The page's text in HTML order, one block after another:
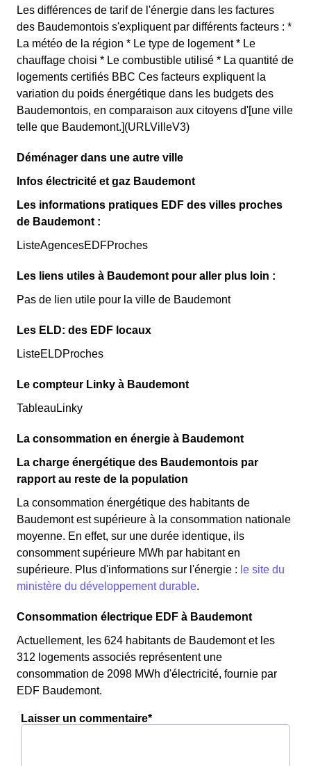
Les différences de tarif de l'énergie dans les factures
des Baudemontois s'expliquent par différents facteurs : *
La météo de la région * Le type de logement * Le
chauffage choisi * Le combustible utilisé * La quantité de
logements certifiés BBC Ces facteurs expliquent la
variation du poids énergétique dans les budgets des
Baudemontois, en comparaison aux citoyens d'[une ville
telle que Baudemont.](URLVilleV3)
Déménager dans une autre ville
Infos électricité et gaz Baudemont
Les informations pratiques EDF des villes proches
de Baudemont :
ListeAgencesEDFProches
Les liens utiles à Baudemont pour aller plus loin :
Pas de lien utile pour la ville de Baudemont
Les ELD: des EDF locaux
ListeELDProches
Le compteur Linky à Baudemont
TableauLinky
La consommation en énergie à Baudemont
La charge énergétique des Baudemontois par
rapport au reste de la population
La consommation énergétique des habitants de
Baudemont est supérieure à la consommation nationale
moyenne. En effet, sur une durée identique, ils
consomment supérieure MWh par habitant en
supérieure. Plus d'informations sur l'énergie : le site du
ministère du développement durable.
Consommation électrique EDF à Baudemont
Actuellement, les 624 habitants de Baudemont et les
312 logements associés représentent une
consommation de 2098 MWh d'électricité, fournie par
EDF Baudemont.
Laisser un commentaire*